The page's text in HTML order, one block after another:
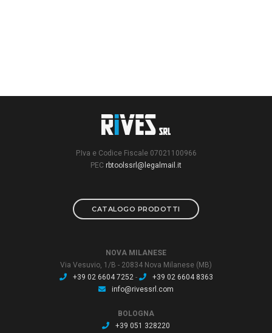
P.Iva e Codice Fiscale 07021100966
PEC rbtoolssrl@legalmail.it
CATALOGO PRODOTTI
NOVA MILANESE
Via Vesuvio, 1/B - 20834 Nova Milanese (MB)
+39 02 6604 7252-
+39 02 6604 8363
info@rivessrl.com
BOLOGNA
+39 051 328220